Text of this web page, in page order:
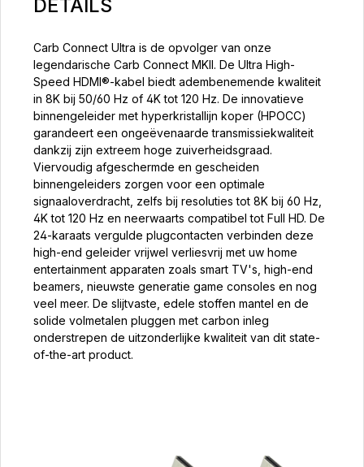
DETAILS
Carb Connect Ultra is de opvolger van onze
legendarische Carb Connect MKII. De Ultra High-
Speed HDMI®-kabel biedt adembenemende kwaliteit
in 8K bij 50/60 Hz of 4K tot 120 Hz. De innovatieve
binnengeleider met hyperkristallijn koper (HPOCC)
garandeert een ongeëvenaarde transmissiekwaliteit
dankzij zijn extreem hoge zuiverheidsgraad.
Viervoudig afgeschermde en gescheiden
binnengeleiders zorgen voor een optimale
signaaloverdracht, zelfs bij resoluties tot 8K bij 60 Hz,
4K tot 120 Hz en neerwaarts compatibel tot Full HD. De
24-karaats vergulde plugcontacten verbinden deze
high-end geleider vrijwel verliesvrij met uw home
entertainment apparaten zoals smart TV's, high-end
beamers, nieuwste generatie game consoles en nog
veel meer. De slijtvaste, edele stoffen mantel en de
solide volmetalen pluggen met carbon inleg
onderstrepen de uitzonderlijke kwaliteit van dit state-
of-the-art product.